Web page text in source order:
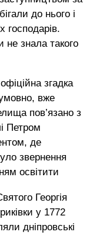
до нього і
господарів.
не знала такого
згадка
вже
пов’язано з
Петром
де
звернення
освітити
Георгія
у 1772
дніпровські